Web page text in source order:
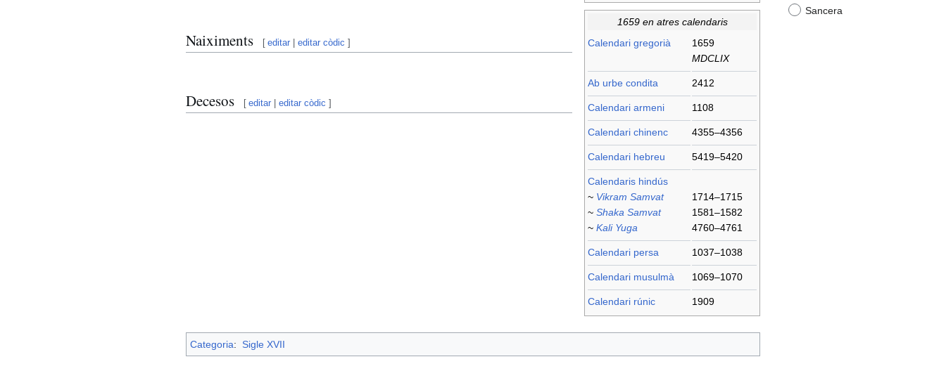
Sancera
1659 en atres calendaris
Calendari gregorià
1659
MDCLIX
Ab urbe condita 2412
Calendari armeni 1108
Calendari chinenc 4355–4356
Calendari hebreu 5419–5420
Calendaris hindús
~ Vikram Samvat
~ Shaka Samvat
~ Kali Yuga
1714–1715
1581–1582
4760–4761
Calendari persa 1037–1038
Calendari musulmà 1069–1070
Calendari rúnic 1909
Naiximents [ editar |editar còdic ]
Decesos [ editar |editar còdic ]
Categoria: Sigle XVII